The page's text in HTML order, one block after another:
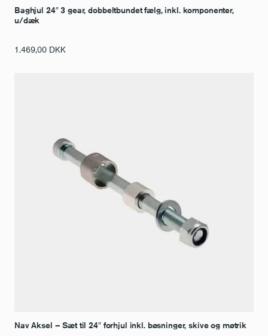
Baghjul 24″ 3 gear, dobbeltbundet fælg, inkl. komponenter,
u/dæk
1.469,00 DKK
Nav Aksel – Sæt til 24″ forhjul inkl. bøsninger, skive og møtrik